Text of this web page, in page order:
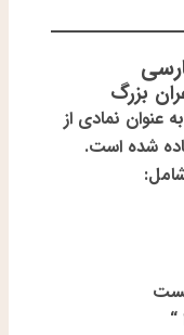
عنوان نمادی از
شده است.